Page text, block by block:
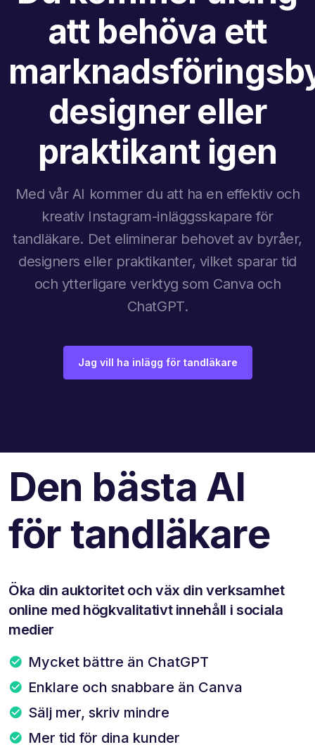
att behöva ett
designer eller
praktikant igen
Med vår AI kommer du att ha en effektiv och
kreativ Instagram-inläggsskapare för
tandläkare. Det eliminerar behovet av byråer,
designers eller praktikanter, vilket sparar tid
och ytterligare verktyg som Canva och
ChatGPT.
Jag vill ha inlägg för tandläkare
Den bästa AI
för tandläkare
Öka din auktoritet och väx din verksamhet
online med högkvalitativt innehåll i sociala
medier
Mycket bättre än ChatGPT
Enklare och snabbare än Canva
Sälj mer, skriv mindre
Mer tid för dina kunder